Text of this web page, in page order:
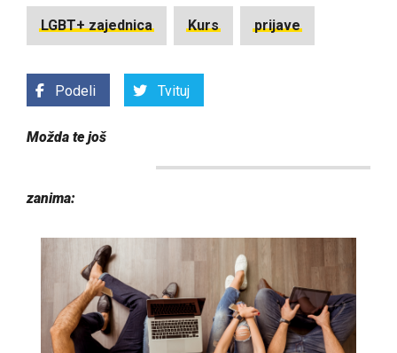
LGBT+ zajednica Kurs prijave
Podeli Tvituj
Možda te još
zanima: